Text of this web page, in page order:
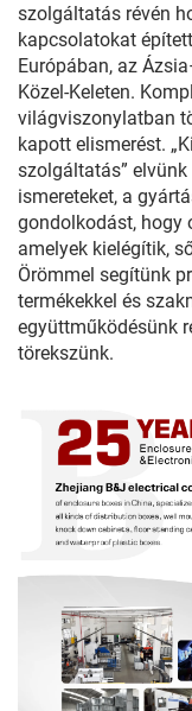
szolgáltatás révén
kapcsolatokat
Európában, az
Közel-Keleten.
világviszonylatban
kapott elismerést.
szolgáltatás”
ismereteket, a
gondolkodást, hogy
amelyek kielégítik,
Örömmel segítünk
termékekkel és
együttműködésünk
törekszünk.